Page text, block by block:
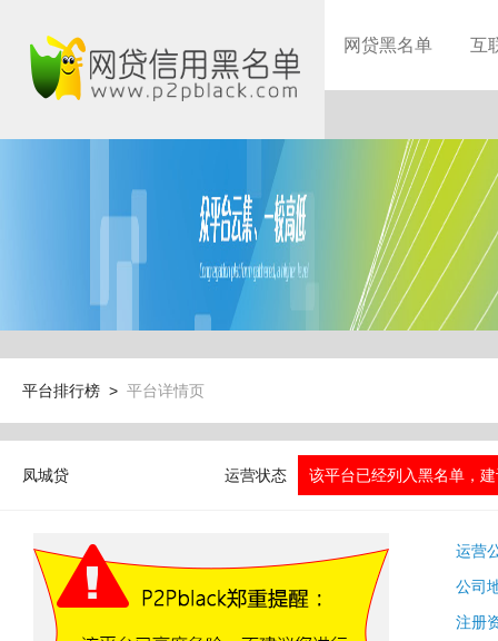
网贷黑名单 互
平台排行榜 > 平台详情页
凤城贷 运营状态 该平台已经列入黑名单，
运营
公司
注册